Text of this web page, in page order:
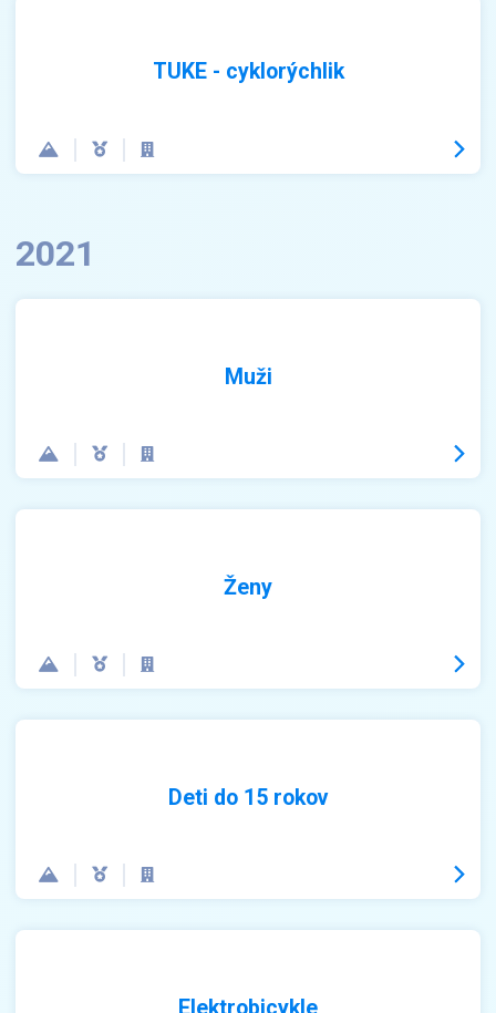
TUKE - cyklorýchlik
2021
Muži
Ženy
Deti do 15 rokov
Elektrobicykle